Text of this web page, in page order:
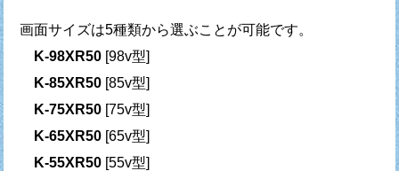
画面サイズは5種類から選ぶことが可能です。
K-98XR50[98v型]
K-85XR50[85v型]
K-75XR50[75v型]
K-65XR50[65v型]
K-55XR50[55v型]